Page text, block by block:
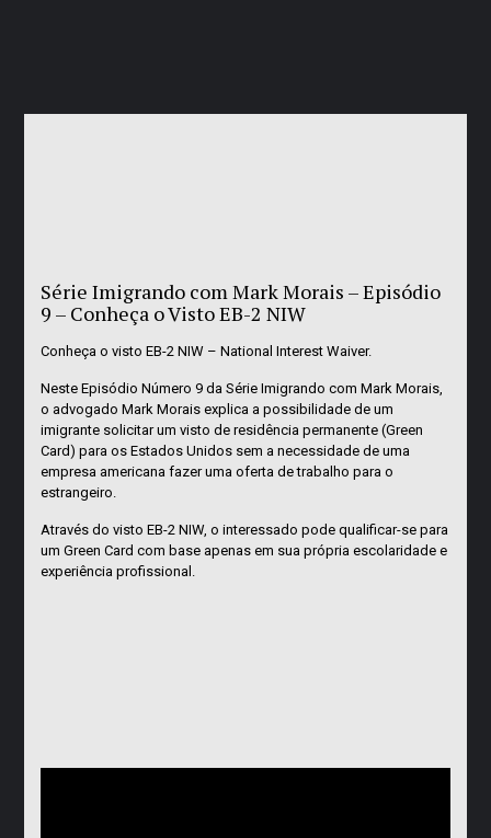
Série Imigrando com Mark Morais – Episódio
9 – Conheça o Visto EB-2 NIW
Conheça o visto EB-2 NIW – National Interest Waiver.
Neste Episódio Número 9 da Série Imigrando com Mark Morais,
o advogado Mark Morais explica a possibilidade de um
imigrante solicitar um visto de residência permanente (Green
Card) para os Estados Unidos sem a necessidade de uma
empresa americana fazer uma oferta de trabalho para o
estrangeiro.
Através do visto EB-2 NIW, o interessado pode qualificar-se para
um Green Card com base apenas em sua própria escolaridade e
experiência profissional.